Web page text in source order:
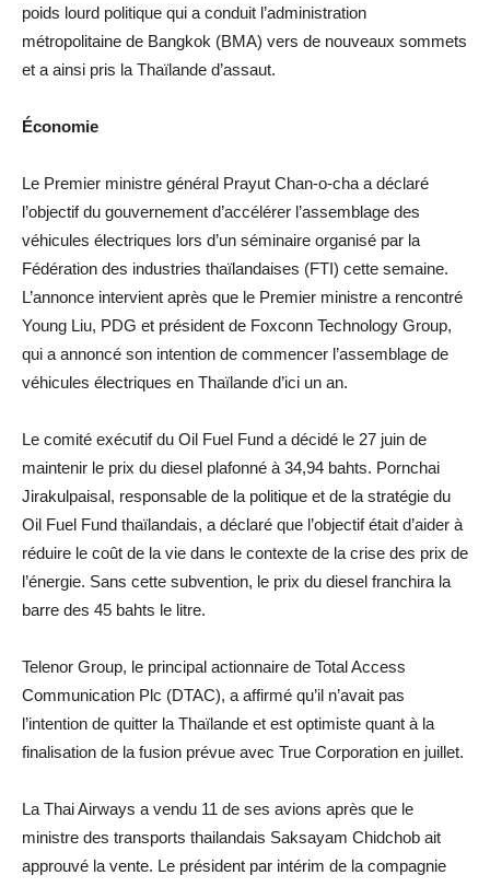
poids lourd politique qui a conduit l’administration
métropolitaine de Bangkok (BMA) vers de nouveaux sommets
et a ainsi pris la Thaïlande d’assaut.
Économie
Le Premier ministre général Prayut Chan-o-cha a déclaré
l’objectif du gouvernement d’accélérer l’assemblage des
véhicules électriques lors d’un séminaire organisé par la
Fédération des industries thaïlandaises (FTI) cette semaine.
L’annonce intervient après que le Premier ministre a rencontré
Young Liu, PDG et président de Foxconn Technology Group,
qui a annoncé son intention de commencer l’assemblage de
véhicules électriques en Thaïlande d’ici un an.
Le comité exécutif du Oil Fuel Fund a décidé le 27 juin de
maintenir le prix du diesel plafonné à 34,94 bahts. Pornchai
Jirakulpaisal, responsable de la politique et de la stratégie du
Oil Fuel Fund thaïlandais, a déclaré que l’objectif était d’aider à
réduire le coût de la vie dans le contexte de la crise des prix de
l’énergie. Sans cette subvention, le prix du diesel franchira la
barre des 45 bahts le litre.
Telenor Group, le principal actionnaire de Total Access
Communication Plc (DTAC), a affirmé qu’il n’avait pas
l’intention de quitter la Thaïlande et est optimiste quant à la
finalisation de la fusion prévue avec True Corporation en juillet.
La Thai Airways a vendu 11 de ses avions après que le
ministre des transports thailandais Saksayam Chidchob ait
approuvé la vente. Le président par intérim de la compagnie